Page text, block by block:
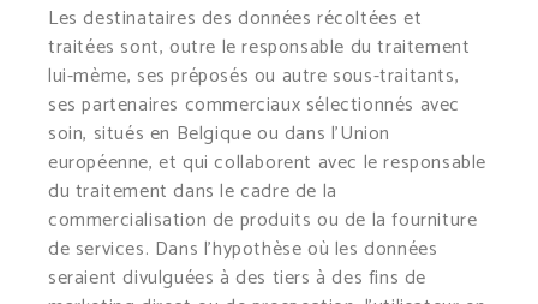
Les destinataires des données récoltées et
traitées sont, outre le responsable du traitement
lui-mème, ses préposés ou autre sous-traitants,
ses partenaires commerciaux sélectionnés avec
soin, situés en Belgique ou dans l’Union
européenne, et qui collaborent avec le responsable
du traitement dans le cadre de la
commercialisation de produits ou de la fourniture
de services. Dans l’hypothèse où les données
seraient divulguées à des tiers à des fins de